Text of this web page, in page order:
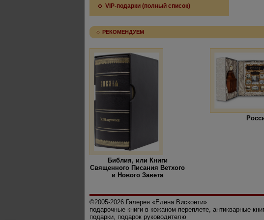
VIP-подарки (полный список)
РЕКОМЕНДУЕМ
Библия, или Книги
Священного Писания Ветхого
и Нового Завета
©2005-2026 Галерея «Елена Висконти»
подарочные книги в кожаном переплете, антикварные
подарки, подарок руководителю